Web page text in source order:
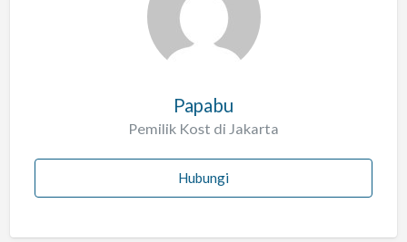
Papabu
Pemilik Kost di Jakarta
Hubungi